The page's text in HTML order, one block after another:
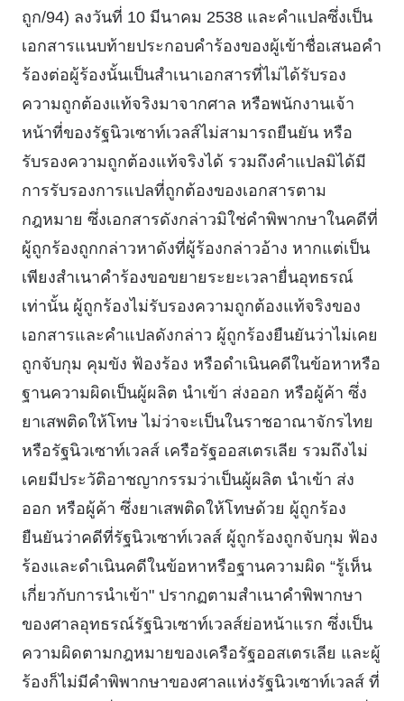
ถูก/94) ลงวันที่ 10 มีนาคม 2538 และคําแปลซึ่งเป็น
เอกสารแนบท้ายประกอบคําร้องของผู้เข้าชื่อเสนอคํา
ร้องต่อผู้ร้องนั้นเป็นสําเนาเอกสารที่ไม่ได้รับรอง
ความถูกต้องแท้จริงมาจากศาล หรือพนักงานเจ้า
หน้าที่ของรัฐนิวเซาท์เวลส์ไม่สามารถยืนยัน หรือ
รับรองความถูกต้องแท้จริงได้ รวมถึงคําแปลมิได้มี
การรับรองการแปลที่ถูกต้องของเอกสารตาม
กฎหมาย ซึ่งเอกสารดังกล่าวมิใช่คําพิพากษาในคดีที่
ผู้ถูกร้องถูกกล่าวหาดังที่ผู้ร้องกล่าวอ้าง หากแต่เป็น
เพียงสําเนาคําร้องขอขยายระยะเวลายื่นอุทธรณ์
เท่านั้น ผู้ถูกร้องไม่รับรองความถูกต้องแท้จริงของ
เอกสารและคําแปลดังกล่าว ผู้ถูกร้องยืนยันว่าไม่เคย
ถูกจับกุม คุมขัง ฟ้องร้อง หรือดําเนินคดีในข้อหาหรือ
ฐานความผิดเป็นผู้ผลิต นําเข้า ส่งออก หรือผู้ค้า ซึ่ง
ยาเสพติดให้โทษ ไม่ว่าจะเป็นในราชอาณาจักรไทย
หรือรัฐนิวเซาท์เวลส์ เครือรัฐออสเตรเลีย รวมถึงไม่
เคยมีประวัติอาชญากรรมว่าเป็นผู้ผลิต นําเข้า ส่ง
ออก หรือผู้ค้า ซึ่งยาเสพติดให้โทษด้วย ผู้ถูกร้อง
ยืนยันว่าคดีที่รัฐนิวเซาท์เวลส์ ผู้ถูกร้องถูกจับกุม ฟ้อง
ร้องและดําเนินคดีในข้อหาหรือฐานความผิด “รู้เห็น
เกี่ยวกับการนําเข้า" ปรากฏตามสําเนาคําพิพากษา
ของศาลอุทธรณ์รัฐนิวเซาท์เวลส์ย่อหน้าแรก ซึ่งเป็น
ความผิดตามกฎหมายของเครือรัฐออสเตรเลีย และผู้
ร้องก็ไม่มีคําพิพากษาของศาลแห่งรัฐนิวเซาท์เวลส์ ที่